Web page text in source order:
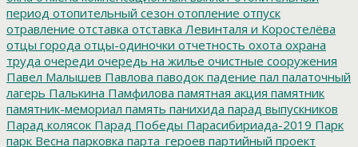
период отопительный сезон отопление отпуск
отравление отставка отставка Левинталя и Коростелёва
отцы города отцы-одиночки отчетность охота охрана
труда очереди очередь на жилье очистные сооружения
Павел Малышев Павлова паводок падение пал палаточный
лагерь Палькина Памфилова памятная акция памятник
памятник-мемориал память панихида парад выпускников
Парад колясок Парад Победы Парасибириада-2019 Парк
парк Весна парковка парта_героев партийный проект